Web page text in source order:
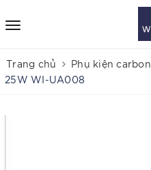
Trang chủ Phụ kiện carbon
25W WI-UA008